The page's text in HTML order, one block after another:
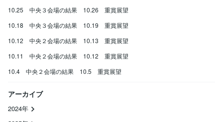
10.25 中央３会場の結果 10.26 重賞展望
10.18 中央３会場の結果 10.19 重賞展望
10.12 中央２会場の結果 10.13 重賞展望
10.11 中央２会場の結果 10.12 重賞展望
10.4 中央２会場の結果 10.5 重賞展望
アーカイブ
2024年